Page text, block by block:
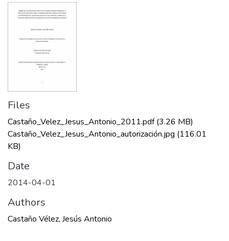
Files
Castaño_Velez_Jesus_Antonio_2011.pdf(3.26 MB)
Castaño_Velez_Jesus_Antonio_autorización.jpg (116.01
KB)
Date
2014-04-01
Authors
Castaño Vélez, Jesús Antonio